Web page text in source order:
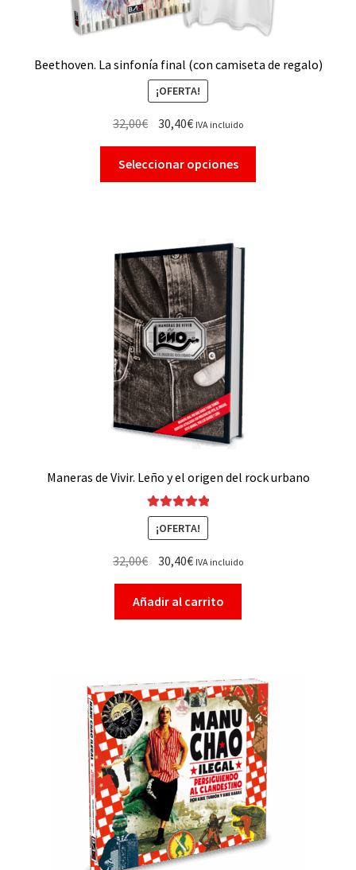
Beethoven. La sinfonía final (con camiseta de regalo)
¡OFERTA!
32,00€ 30,40€ IVA incluido
Seleccionar opciones
Maneras de Vivir. Leño y el origen del rock urbano
Valorado con
5.00de 5
¡OFERTA!
32,00€ 30,40€ IVA incluido
Añadir al carrito